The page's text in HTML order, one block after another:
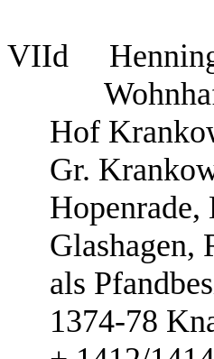
VIId
Hof
Gr.
Glashagen,
als
1374-78